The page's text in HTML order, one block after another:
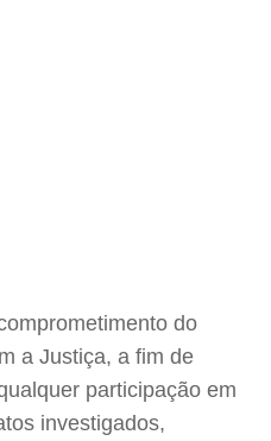
do
a Justiça, a fim de
participação em
investigados,